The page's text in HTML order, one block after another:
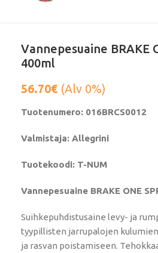
Vannepesuaine BRAKE
400ml
56.70€ (Alv 0%)
Tuotenumero: 016BRCS0012
Valmistaja: Allegrini
Tuotekoodi: T-NUM
Vannepesuaine BRAKE ONE
Suihkepuhdistusaine levy- ja
tyypillisten jarrupalojen
ja rasvan poistamiseen.